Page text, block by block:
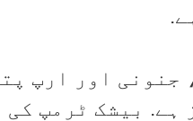
جنونی اور ارپ
ہے. بیشک ٹرمپ